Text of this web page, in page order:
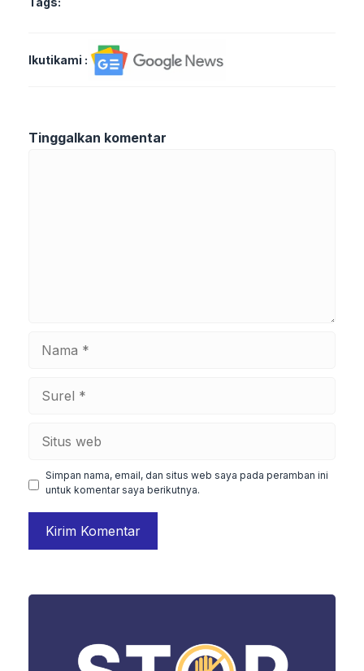
Ikutikami :
Tinggalkan komentar
Simpan nama, email, dan situs web saya pada peramban ini
untuk komentar saya berikutnya.